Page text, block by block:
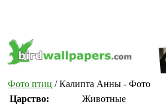
Фото птиц / Калипта Анны - Фото
Царство:
Животные